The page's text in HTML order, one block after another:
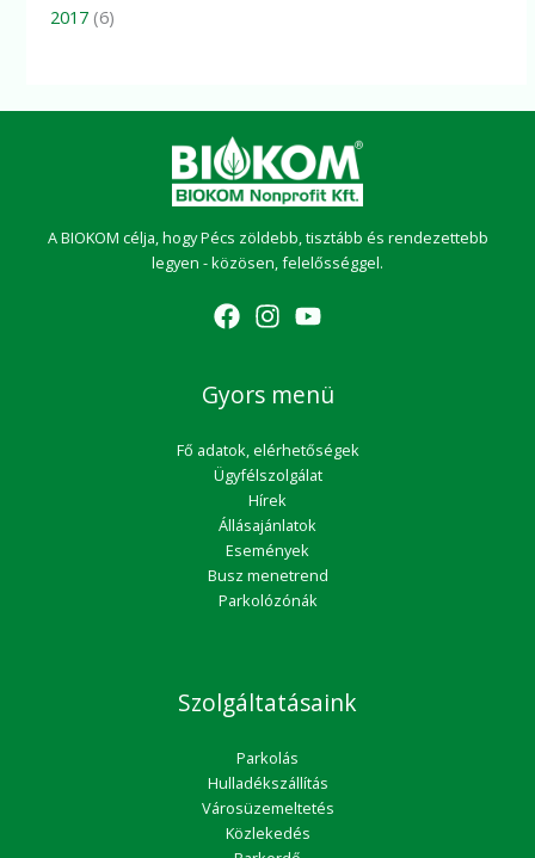
2017 (6)
A BIOKOM célja, hogy Pécs zöldebb, tisztább és rendezettebb
legyen - közösen, felelősséggel.
Gyors menü
Fő adatok, elérhetőségek
Ügyfélszolgálat
Hírek
Állásajánlatok
Események
Busz menetrend
Parkolózónák
Szolgáltatásaink
Parkolás
Hulladékszállítás
Városüzemeltetés
Közlekedés